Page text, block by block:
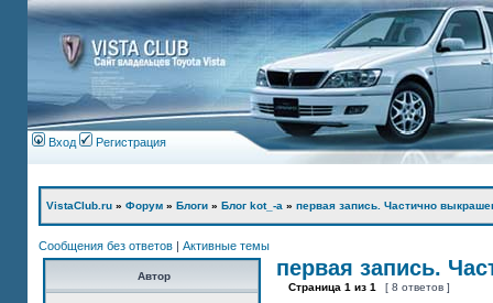
Вход Регистрация
VistaClub.ru » Форум » Блоги » Блог kot_-а » первая запись. Частично
Сообщения без ответов | Активные темы
Автор первая запись.
Страница 1 из 1 [ 8 ответов ]